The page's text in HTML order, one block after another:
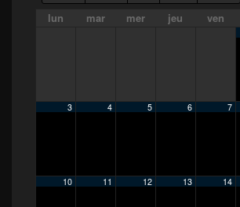
lun mar mer jeu ven
3 4 5 6 7
10 11 12 13 14